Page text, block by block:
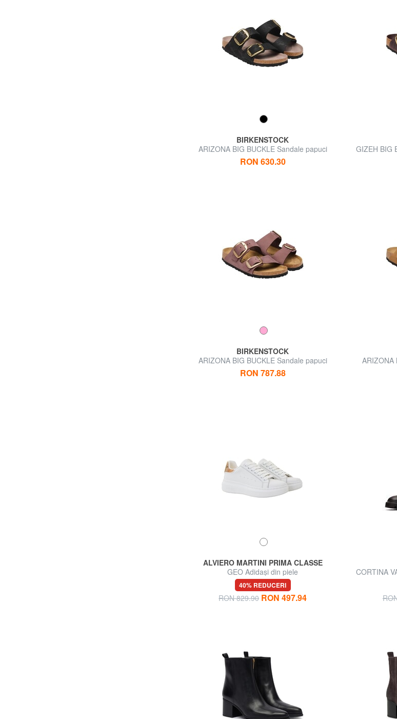
BIRKENSTOCK
ARIZONA BIG BUCKLE Sandale papuci
RON 630.30
GIZEH BIG
BIRKENSTOCK
ARIZONA BIG BUCKLE Sandale papuci
RON 787.88
ARIZONA
ALVIERO MARTINI PRIMA CLASSE
GEO Adidași din piele
40% REDUCERI
RON 829.90 RON 497.94
CORTINA